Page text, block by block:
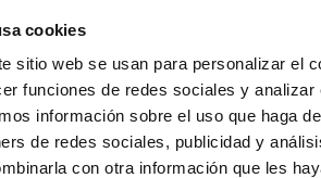
cookies
sitio web se usan para personalizar el
funciones de redes sociales y analizar
información sobre el uso que haga
de redes sociales, publicidad y
con otra información que les